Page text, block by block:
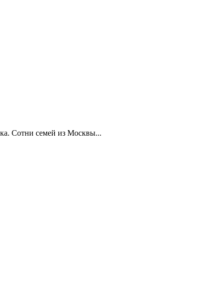
Сотни семей из Москвы...